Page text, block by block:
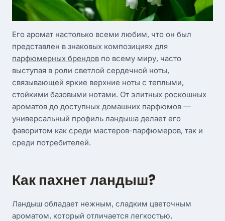
Его аромат настолько всеми любим, что он был
представлен в знаковых композициях для
парфюмерных брендов по всему миру, часто
выступая в роли светлой сердечной ноты,
связывающей яркие верхние ноты с теплыми,
стойкими базовыми нотами. От элитных роскошных
ароматов до доступных домашних парфюмов —
универсальный профиль ландыша делает его
фаворитом как среди мастеров-парфюмеров, так и
среди потребителей.
Как пахнет ландыш?
Ландыш обладает нежным, сладким цветочным
ароматом, который отличается легкостью,